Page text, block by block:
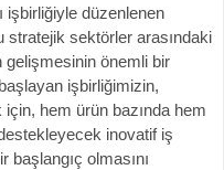
işbirliğiyle düzenlenen
sektörler arasındaki
gelişmesinin önemli bir
işbirliğimizin,
hem ürün bazında hem
inovatif iş
başlangıç olmasını